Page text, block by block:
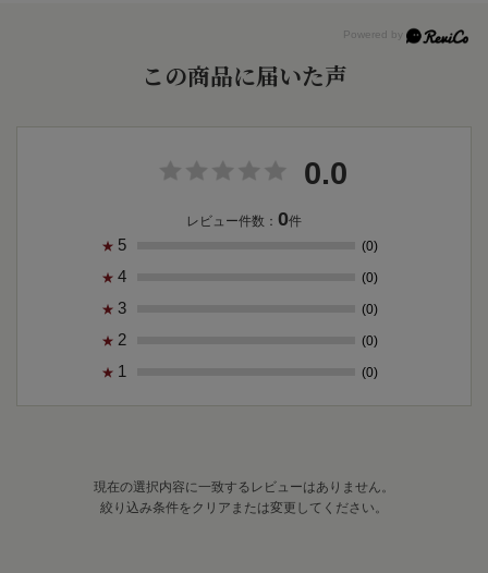
この商品に届いた声
0.0
レビュー件数： 0件
★ 5 (0)
★ 4 (0)
★ 3 (0)
★ 2 (0)
★ 1 (0)
現在の選択内容に一致するレビューはありません。
絞り込み条件をクリアまたは変更してください。